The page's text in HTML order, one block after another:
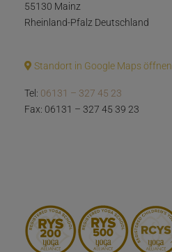
55130 Mainz
Rheinland-Pfalz Deutschland
Standort in Google Maps öffnen
Tel: 06131 – 327 45 23
Fax: 06131 – 327 45 39 23